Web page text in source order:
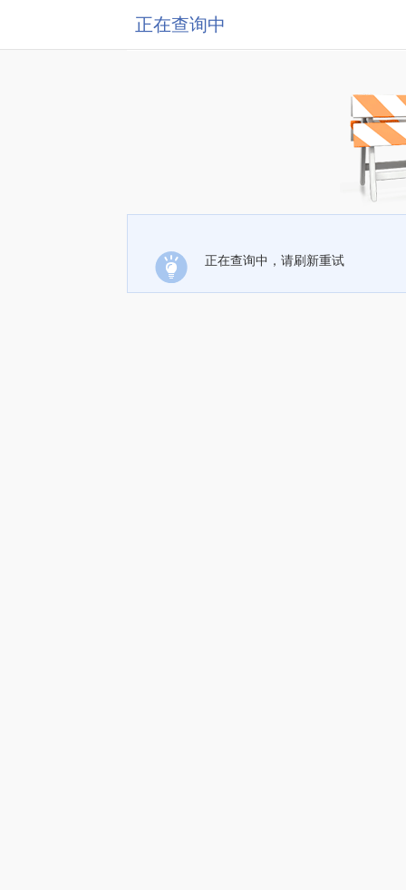
正在查询中
正在查询中，请刷新重试